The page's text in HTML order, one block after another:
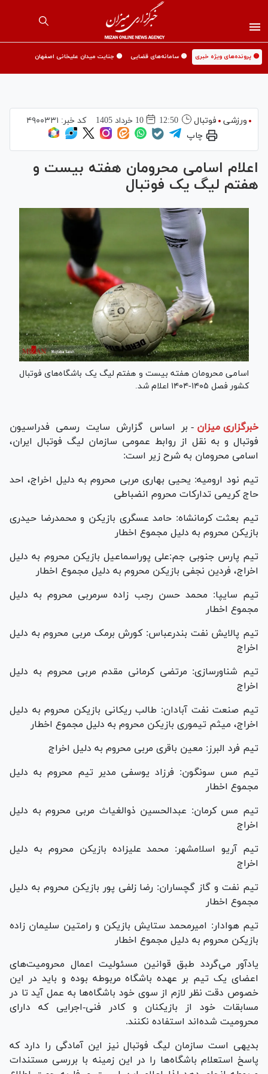
🟡 پرونده‌های ویژه خبری 🟡 سامانه‌های قضایی 🟡 جنایت میدان علیخانی اصفهان
ورزشی فوتبال 12:50 10 خرداد 1405 کد خبر: ۴۹۰۰۳۳۱
چاپ
اعلام اسامی محرومان هفته بیست و
هفتم لیگ یک فوتبال
اسامی محرومان هفته بیست و هفتم لیگ یک باشگاه‌های فوتبال
کشور فصل ۱۴۰۵-۱۴۰۴ اعلام شد.
خبرگزاری میزان - بر اساس گزارش سایت رسمی فدراسیون
فوتبال و به نقل از روابط عمومی سازمان لیگ فوتبال ایران،
اسامی محرومان به شرح زیر است:
تیم نود ارومیه: یحیی بهاری مربی محروم به دلیل اخراج، احد
حاج کریمی تدارکات محروم انضباطی
تیم بعثت کرمانشاه: حامد عسگری بازیکن و محمدرضا حیدری
بازیکن محروم به دلیل مجموع اخطار
تیم پارس جنوبی جم:علی پوراسماعیل بازیکن محروم به دلیل
اخراج، فردین نجفی بازیکن محروم به دلیل مجموع اخطار
تیم سایپا: محمد حسن رجب زاده سرمربی محروم به دلیل
مجموع اخطار
تیم پالایش نفت بندرعباس: کورش برمک مربی محروم به دلیل
اخراج
تیم شناورسازی: مرتضی کرمانی مقدم مربی محروم به دلیل
اخراج
تیم صنعت نفت آبادان: طالب ریکانی بازیکن محروم به دلیل
اخراج، میثم تیموری بازیکن محروم به دلیل مجموع اخطار
تیم فرد البرز: معین باقری مربی محروم به دلیل اخراج
تیم مس سونگون: فرزاد یوسفی مدیر تیم محروم به دلیل
مجموع اخطار
تیم مس کرمان: عبدالحسین ذوالغیاث مربی محروم به دلیل
اخراج
تیم آریو اسلامشهر: محمد علیزاده بازیکن محروم به دلیل
اخراج
تیم نفت و گاز گچساران: رضا زلفی پور بازیکن محروم به دلیل
مجموع اخطار
تیم هوادار: امیرمحمد ستایش بازیکن و رامتین سلیمان زاده
بازیکن محروم به دلیل مجموع اخطار
یادآور می‌گردد طبق قوانین مسئولیت اعمال محرومیت‌های
اعضای یک تیم بر عهده باشگاه مربوطه بوده و باید در این
خصوص دقت نظر لازم از سوی خود باشگاه‌ها به عمل آید تا در
مسابقات خود از بازیکنان و کادر فنی-اجرایی که دارای
محرومیت شده‌اند استفاده نکنند.
بدیهی است سازمان لیگ فوتبال نیز این آمادگی را دارد که
پاسخ استعلام باشگاه‌ها را در این زمینه با بررسی مستندات